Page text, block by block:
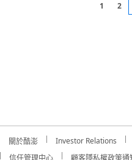
1 2
關於酷澎 Investor Relations
信任管理中心
顧客隱私權政策通